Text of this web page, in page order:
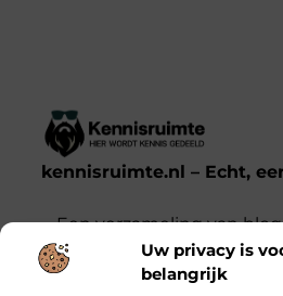
Uw privacy is
belangrijk
kennisruimte.nl – Echt,
Een verzameling van
een breed scala aan
dagelijks leven